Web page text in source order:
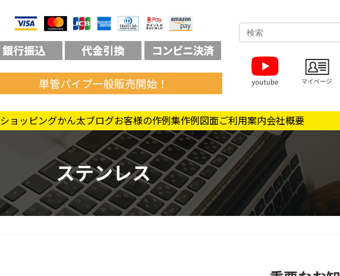
ショッピングかん太ブログお客様の作例集作例図面ご利用案内会社概要
ステンレス